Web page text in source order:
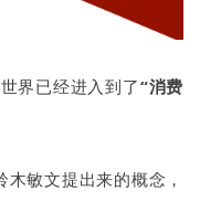
界已经进入到了“消费
敏文提出来的概念，